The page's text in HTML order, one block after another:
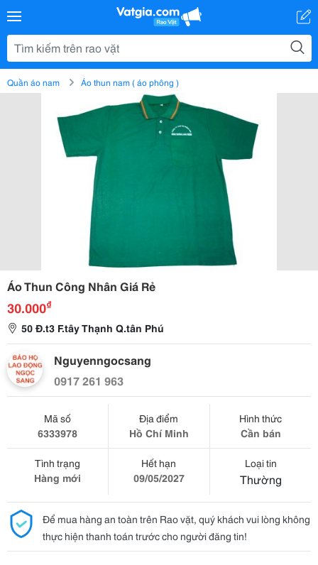
Quần áo nam Áo thun nam ( áo phông )
Áo Thun Công Nhân Giá Rẻ
30.000₫
50 Đ.t3 F.tây Thạnh Q.tân Phú
Nguyenngocsang
0917 261 963
Mã số
6333978
Địa điểm
Hồ Chí Minh
Hình thức
Cần bán
Tình trạng
Hàng mới
Hết hạn
09/05/2027
Loại tin
Thường
Để mua hàng an toàn trên Rao vặt, quý khách vui lòng không
thực hiện thanh toán trước cho người đăng tin!